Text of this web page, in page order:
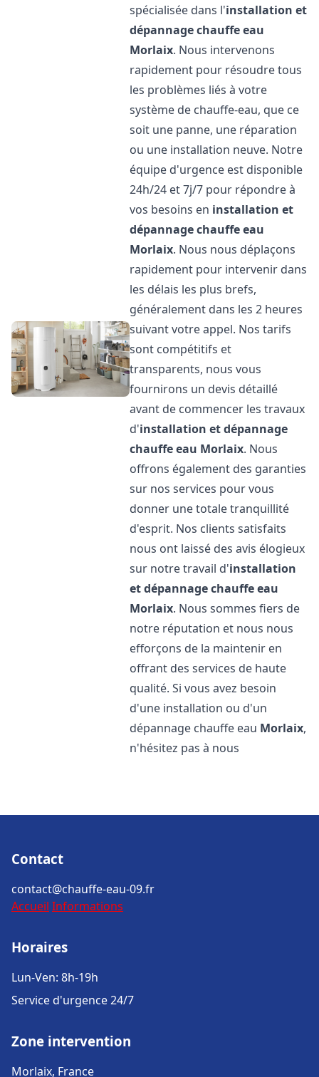
spécialisée dans l'installation et
dépannage chauffe eau
Morlaix. Nous intervenons
rapidement pour résoudre tous
les problèmes liés à votre
système de chauffe-eau, que ce
soit une panne, une réparation
ou une installation neuve. Notre
équipe d'urgence est disponible
24h/24 et 7j/7 pour répondre à
vos besoins en installation et
dépannage chauffe eau
Morlaix. Nous nous déplaçons
rapidement pour intervenir dans
les délais les plus brefs,
généralement dans les 2 heures
suivant votre appel. Nos tarifs
sont compétitifs et
transparents, nous vous
fournirons un devis détaillé
avant de commencer les travaux
d'installation et dépannage
chauffe eau Morlaix. Nous
offrons également des garanties
sur nos services pour vous
donner une totale tranquillité
d'esprit. Nos clients satisfaits
nous ont laissé des avis élogieux
sur notre travail d'installation
et dépannage chauffe eau
Morlaix. Nous sommes fiers de
notre réputation et nous nous
efforçons de la maintenir en
offrant des services de haute
qualité. Si vous avez besoin
d'une installation ou d'un
dépannage chauffe eau Morlaix,
n'hésitez pas à nous
Contact
contact@chauffe-eau-09.fr
Accueil Informations
Horaires
Lun-Ven: 8h-19h
Service d'urgence 24/7
Zone intervention
Morlaix, France